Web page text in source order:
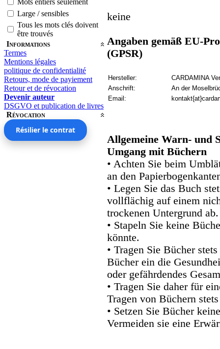
Mots entiers seulement
Large / sensibles
Tous les mots clés doivent
être trouvés
Informations
Termes
Mentions légales
politique de confidentialité
Retours, mode de payiement
Retour et de révocation
Devenir auteur
DSGVO et publication de livres
Révocation
Résilier le contrat
keine
Angaben gemäß EU-
(GPSR)
Hersteller:
CARDAMINA
Anschrift:
An der
Email:
Allgemeine Warn- und
Umgang mit Büchern
• Achten Sie beim
an den
• Legen Sie das Buch
vollflächig auf einem
trockenen Untergrund ab.
• Stapeln Sie keine
könnte.
• Tragen Sie Bücher
Bücher ein die
oder gefährdendes
• Tragen Sie daher für
Tragen von Büchern
• Setzen Sie Bücher
Vermeiden sie eine